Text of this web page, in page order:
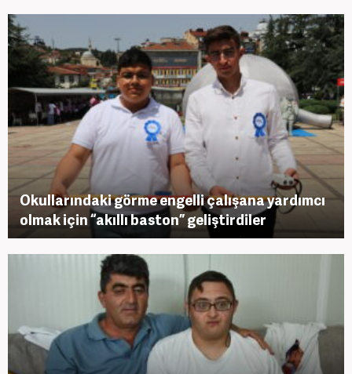
Okullarındaki görme engelli çalışana yardımcı
olmak için “akıllı baston” geliştirdiler